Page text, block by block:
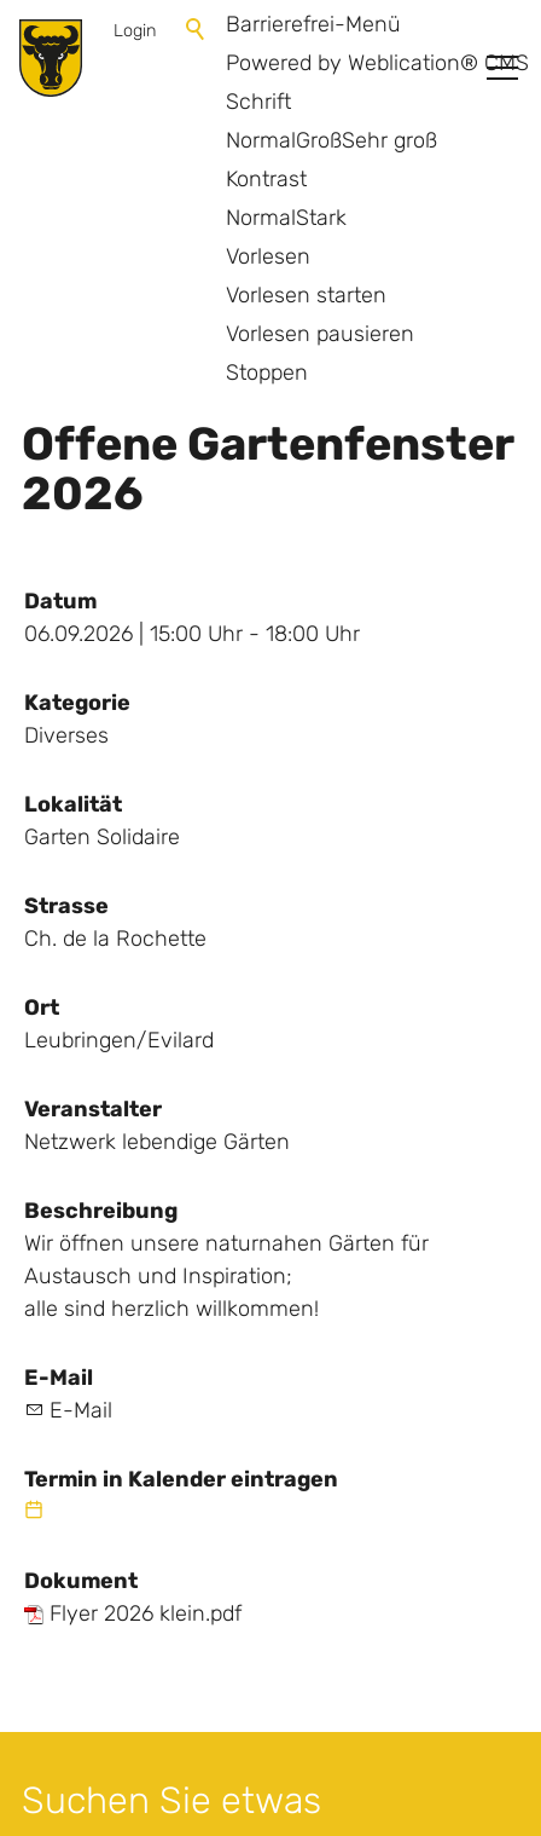
Barrierefrei-Menü
Powered by Weblication® CMS
Schrift
NormalGroßSehr groß
Kontrast
NormalStark
Vorlesen
Vorlesen starten
Vorlesen pausieren
Stoppen
Login
Offene Gartenfenster
2026
Datum
06.09.2026 | 15:00 Uhr - 18:00 Uhr
Kategorie
Diverses
Lokalität
Garten Solidaire
Strasse
Ch. de la Rochette
Ort
Leubringen/Evilard
Veranstalter
Netzwerk lebendige Gärten
Beschreibung
Wir öffnen unsere naturnahen Gärten für
Austausch und Inspiration;
alle sind herzlich willkommen!
E-Mail
E-Mail
Termin in Kalender eintragen
Dokument
Flyer 2026 klein.pdf
Suchen Sie etwas